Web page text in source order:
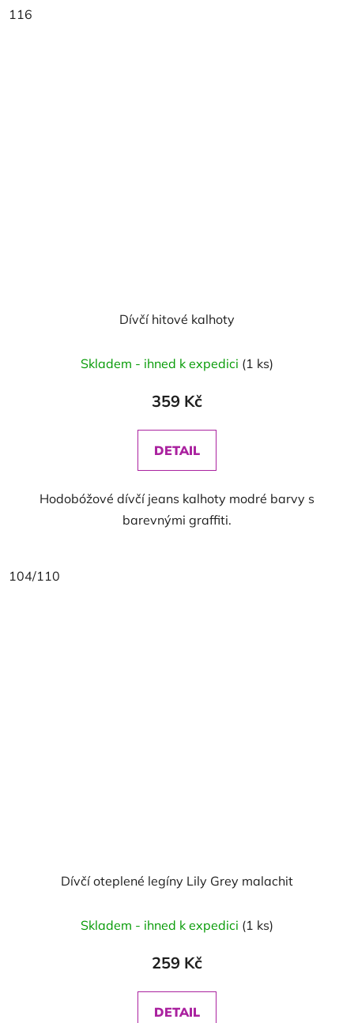
116
Dívčí hitové kalhoty
Skladem - ihned k expedici (1 ks)
359 Kč
DETAIL
Hodobóžové dívčí jeans kalhoty modré barvy s
barevnými graffiti.
104/110
Dívčí oteplené legíny Lily Grey malachit
Skladem - ihned k expedici (1 ks)
259 Kč
DETAIL